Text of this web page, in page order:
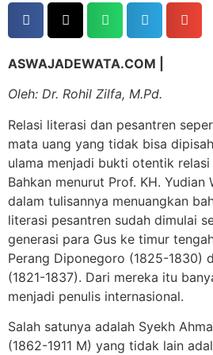
ASWAJADEWATA.COM |
Oleh: Dr. Rohil Zilfa, M.Pd.
Relasi literasi dan pesantren
mata uang yang tidak bisa
ulama menjadi bukti otentik
Bahkan menurut Prof. KH. Yudian
dalam tulisannya menuangkan
literasi pesantren sudah dimulai
generasi para Gus ke timur
Perang Diponegoro (1825-1830)
(1821-1837). Dari mereka itu
menjadi penulis internasional.
Salah satunya adalah Syekh
(1862-1911 M) yang tidak lain